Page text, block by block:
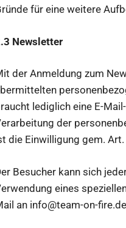
für eine weitere
Newsletter
der Anmeldung zum
lediglich eine E-
der
die Einwilligung gem. Art.
Besucher kann sich
eines
an info@team-on-